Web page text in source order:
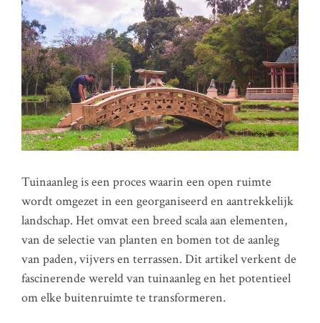
Tuinaanleg is een proces waarin een open ruimte
wordt omgezet in een georganiseerd en aantrekkelijk
landschap. Het omvat een breed scala aan elementen,
van de selectie van planten en bomen tot de aanleg
van paden, vijvers en terrassen. Dit artikel verkent de
fascinerende wereld van tuinaanleg en het potentieel
om elke buitenruimte te transformeren.